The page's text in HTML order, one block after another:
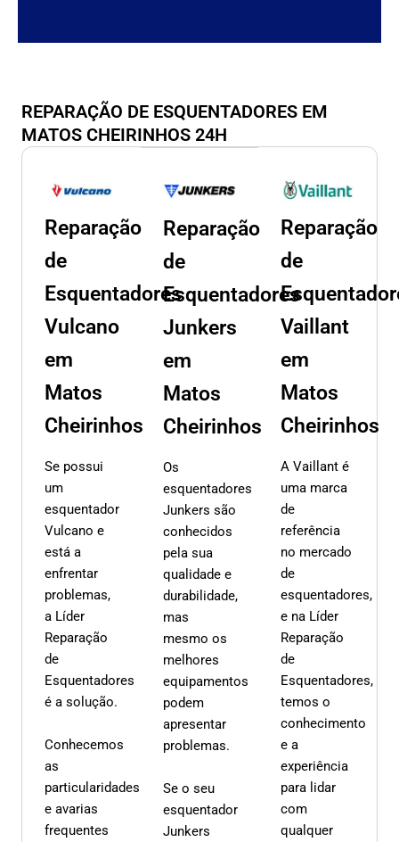
REPARAÇÃO DE ESQUENTADORES EM
MATOS CHEIRINHOS 24H
Reparação
de
Esquentadores
Vulcano
em
Matos
Cheirinhos
Se possui
um
esquentador
Vulcano e
está a
enfrentar
problemas,
a Líder
Reparação
de
Esquentadores
é a solução.
Conhecemos
as
particularidades
e avarias
frequentes
Reparação
de
Esquentadores
Junkers
em
Matos
Cheirinhos
Os
esquentadores
Junkers são
conhecidos
pela sua
qualidade e
durabilidade,
mas
mesmo os
melhores
equipamentos
podem
apresentar
problemas.
Se o seu
esquentador
Junkers
Reparação
de
Vaillant
em
Matos
Cheirinhos
A Vaillant é
uma marca
de
referência
no mercado
de
esquentadores,
e na Líder
Reparação
de
Esquentadores,
temos o
conhecimento
e a
experiência
para lidar
com
qualquer